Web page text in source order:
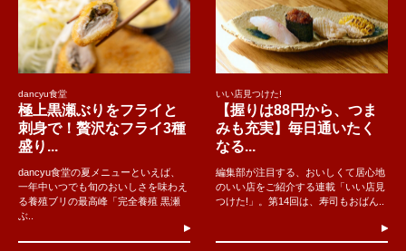
dancyu食堂
極上黒瀬ぶりをフライと
刺身で！贅沢なフライ3種
盛り...
dancyu食堂の夏メニューといえば、
一年中いつでも旬のおいしさを味わえ
る養殖ブリの最高峰「完全養殖 黒瀬
ぶ..
いい店見つけた!
【握りは88円から、つま
みも充実】毎日通いたく
なる...
編集部が注目する、おいしくて居心地
のいい店をご紹介する連載「いい店見
つけた!」。第14回は、寿司もおばん..